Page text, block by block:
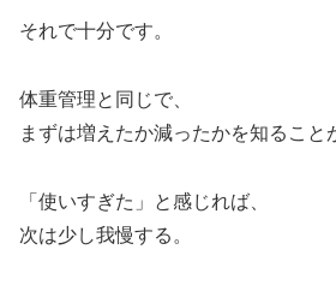
それで十分です。
体重管理と同じで、
まずは増えたか減ったかを知ること
「使いすぎた」と感じれば、
次は少し我慢する。